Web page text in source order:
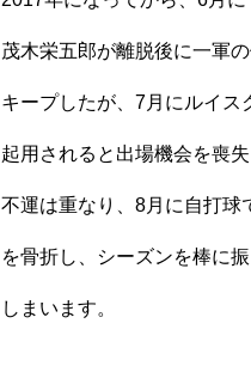
茂木栄五郎が離脱後に一軍
キープしたが、7月にルイス
起用されると出場機会を喪失
不運は重なり、8月に自打球
を骨折し、シーズンを棒に
しまいます。